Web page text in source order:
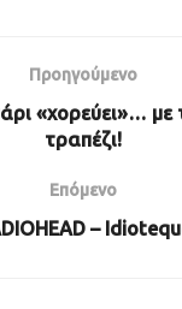
Προηγούμενο
«χορεύει»… με
τραπέζι!
Επόμενο
–